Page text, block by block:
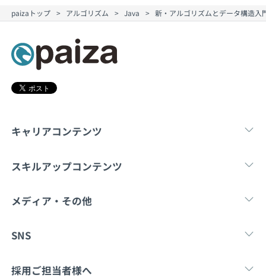
契約内容・クーポン
paizaトップ アルゴリズム Java 新・アルゴリズムとデータ構造入
キャリアコンテンツ
転職・キャリア 新卒就
スキルアップコンテンツ
学習 マンガ・ゲーム
メディア・その他
Tech Team Journal note
SNS
X
採用ご担当者様へ